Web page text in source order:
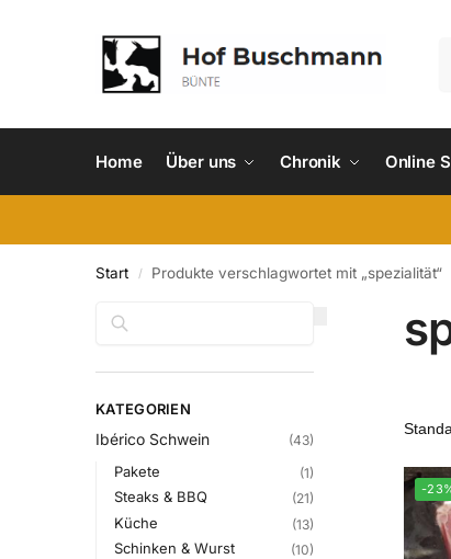
Home Über uns Chronik Online
Start / Produkte verschlagwortet mit „spezialität“
-
KATEGORIEN
Ibérico Schwein (43)
Pakete (1)
Steaks & BBQ (21)
Küche (13)
Schinken & Wurst (10)